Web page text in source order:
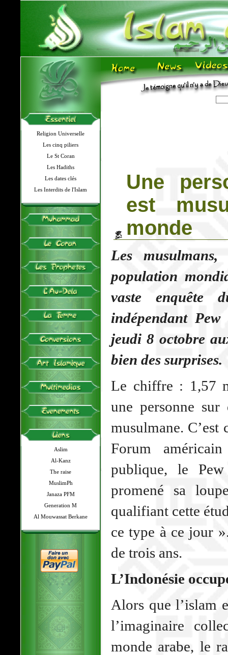
Religion Universelle
Les cinq piliers
Le St Coran
Les Hadiths
Les dates clés
Les Interdits de l'Islam
Aslim
Al-Kanz
The raise
MuslimPh
Janaza PFM
Generation M
Al Mouwassat Berkane
Une
est
monde
Les
population
vaste enquête
indépendant Pew
jeudi 8 octobre
bien des surprises.
Le chiffre : 1,57
une personne
musulmane. C’est
Forum
publique, le
promené sa
qualifiant cette
ce type à ce jour
de trois ans.
L’Indonésie
Alors que l’islam
l’imaginaire
monde arabe, le